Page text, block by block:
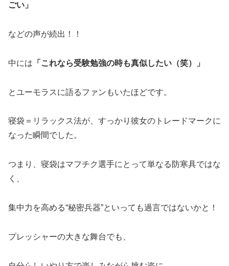
ごい」
などの声が続出！！
中には 「これなら受験勉強の時も真似したい（笑）」
とユーモラスに語るファンもいたほどです。
寝袋＝リラックス法が、すっかり彼女のトレードマークに
なった瞬間でした。
つまり、寝袋はマフチク選手にとって単なる防寒具ではな
く、
集中力を高める“秘密兵器”といっても過言ではないかと！
プレッシャーの大きな舞台でも、